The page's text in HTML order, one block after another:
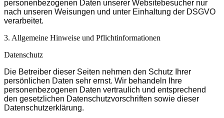
personenbezogenen Daten unserer Websitebesucher nur
nach unseren Weisungen und unter Einhaltung der DSGVO
verarbeitet.
3. Allgemeine Hinweise und Pflicht­informationen
Datenschutz
Die Betreiber dieser Seiten nehmen den Schutz Ihrer
persönlichen Daten sehr ernst. Wir behandeln Ihre
personenbezogenen Daten vertraulich und entsprechend
den gesetzlichen Datenschutzvorschriften sowie dieser
Datenschutzerklärung.